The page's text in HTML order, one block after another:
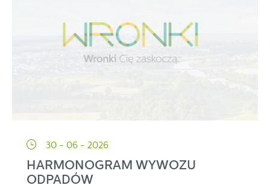
30 - 06 - 2026
HARMONOGRAM WYWOZU
ODPADÓW